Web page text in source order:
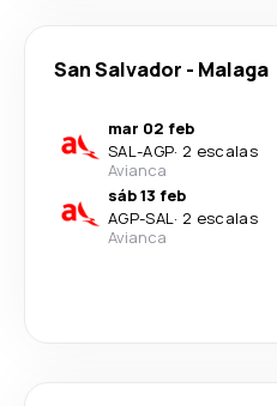
San Salvador - Malaga
mar 02 feb
SAL-AGP· 2 escalas
Avianca
sáb 13 feb
AGP-SAL· 2 escalas
Avianca